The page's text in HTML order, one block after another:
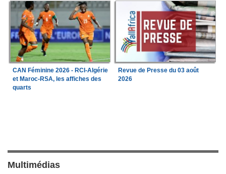
CAN Féminine 2026 - RCI-Algérie
et Maroc-RSA, les affiches des
quarts
Revue de Presse du 03 août
2026
Multimédias